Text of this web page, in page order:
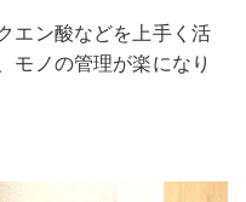
エン酸などを上手く活
モノの管理が楽になり